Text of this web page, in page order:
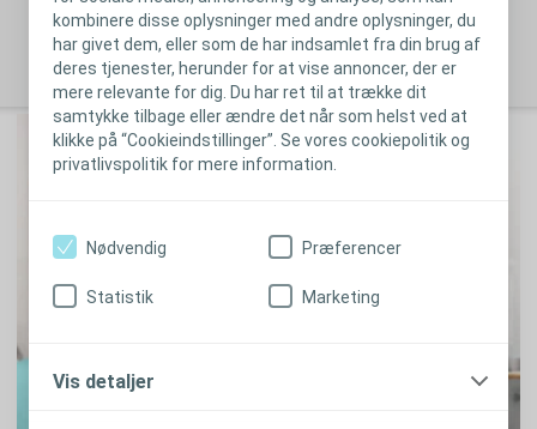
kombinere disse oplysninger med andre oplysninger, du
har givet dem, eller som de har indsamlet fra din brug af
deres tjenester, herunder for at vise annoncer, der er
mere relevante for dig. Du har ret til at trække dit
samtykke tilbage eller ændre det når som helst ved at
klikke på “Cookieindstillinger”. Se vores cookiepolitik og
privatlivspolitik for mere information.
Nødvendig Præferencer
Statistik Marketing
Vis detaljer
stillede spørgsmål
Luk